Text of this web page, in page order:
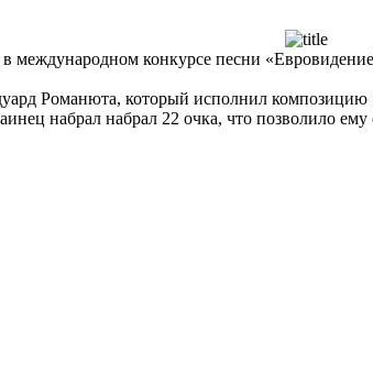
международном конкурсе песни
Романюта, который исполнил
набрал набрал 22 очка, что позволило